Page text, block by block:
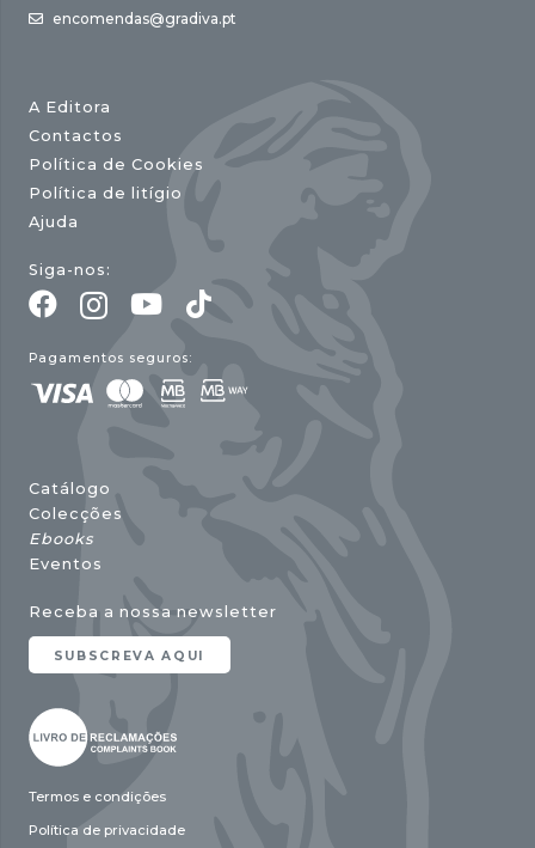
encomendas@gradiva.pt
A Editora
Contactos
Política de Cookies
Política de litígio
Ajuda
Siga-nos:
Pagamentos seguros:
Catálogo
Colecções
Ebooks
Eventos
Receba a nossa newsletter
SUBSCREVA AQUI
Termos e condições
Política de privacidade